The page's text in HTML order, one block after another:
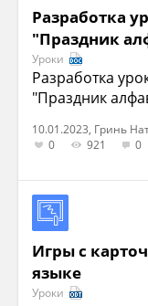
Разработка
"Праздник
Уроки
Разработка
"Праздник
10.01.2023, Гринь
0
921 0
Игры с
языке
Уроки